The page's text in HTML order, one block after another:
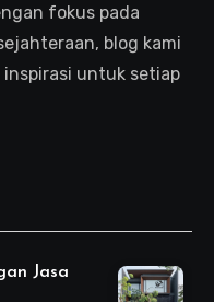
fokus pada
blog kami
untuk setiap
Jasa